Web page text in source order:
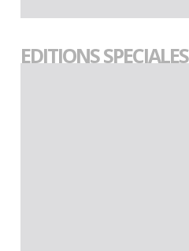
EDITIONS SPECIALES